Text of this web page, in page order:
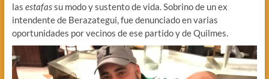
las estafassu modo y sustento de vida. Sobrino de un ex
intendente de Berazategui, fue denunciado en varias
oportunidades por vecinos de ese partido y de Quilmes.